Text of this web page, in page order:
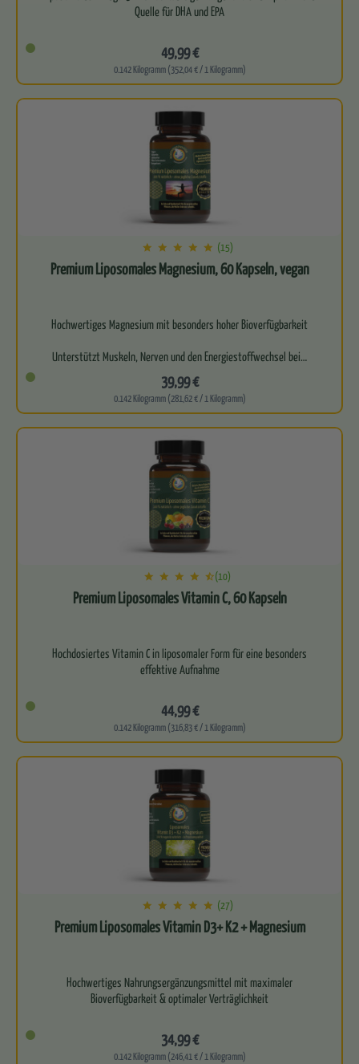
Quelle für DHA und EPA
49,99 €
0.142 Kilogramm (352,04 € / 1 Kilogramm)
(15)
Premium Liposomales Magnesium, 60 Kapseln, vegan
Hochwertiges Magnesium mit besonders hoher Bioverfügbarkeit
Unterstützt Muskeln, Nerven und den Energiestoffwechsel bei…
39,99 €
0.142 Kilogramm (281,62 € / 1 Kilogramm)
(10)
Premium Liposomales Vitamin C, 60 Kapseln
Hochdosiertes Vitamin C in liposomaler Form für eine besonders
effektive Aufnahme
44,99 €
0.142 Kilogramm (316,83 € / 1 Kilogramm)
(27)
Premium Liposomales Vitamin D3+ K2 + Magnesium
Hochwertiges Nahrungsergänzungsmittel mit maximaler
Bioverfügbarkeit & optimaler Verträglichkeit
34,99 €
0.142 Kilogramm (246,41 € / 1 Kilogramm)